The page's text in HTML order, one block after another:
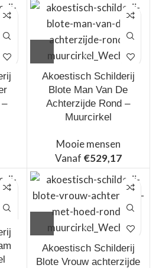
Akoestisch Schilderij
Blote Man Van De
Achterzijde Rond –
Muurcirkel
Mooie mensen
Vanaf €529,17
Akoestisch Schilderij
Blote Vrouw achterzijde